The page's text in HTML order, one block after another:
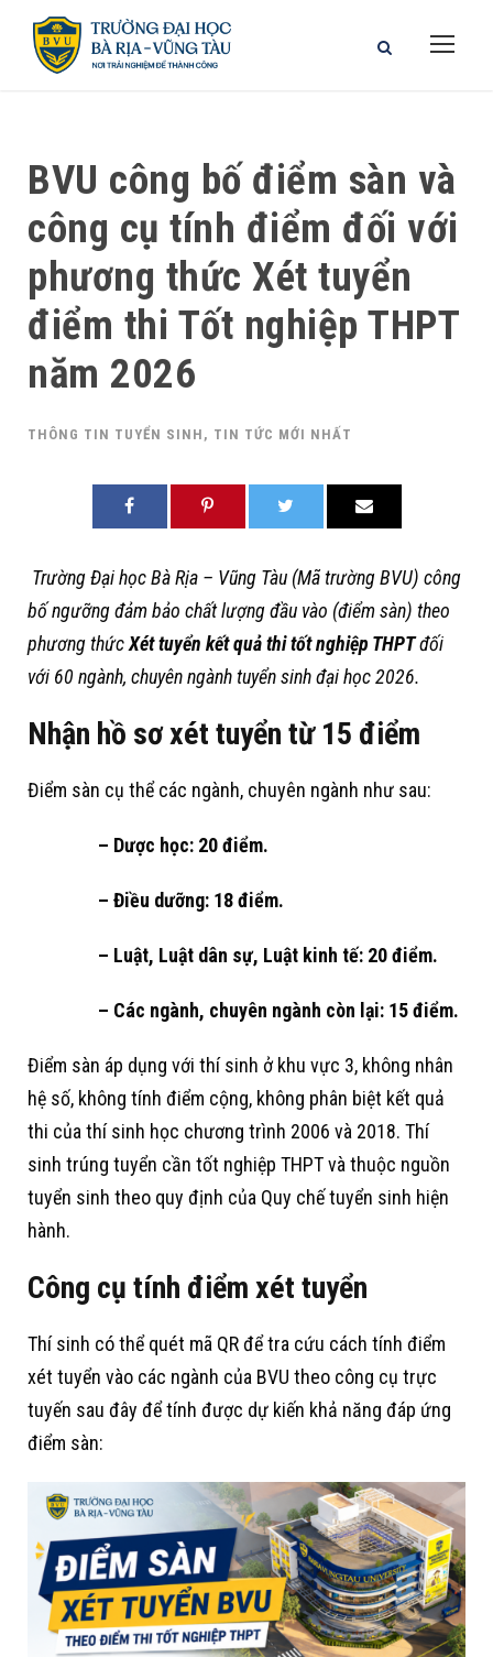
BVU công bố điểm sàn và
công cụ tính điểm đối với
phương thức Xét tuyển
điểm thi Tốt nghiệp THPT
năm 2026
THÔNG TIN TUYỂN SINH , TIN TỨC MỚI NHẤT
Trường Đại học Bà Rịa – Vũng Tàu (Mã trường BVU) công
bố ngưỡng đảm bảo chất lượng đầu vào (điểm sàn) theo
phương thứcXét tuyển kết quả thi tốt nghiệp THPTđối
với 60 ngành, chuyên ngành tuyển sinh đại học 2026.
Nhận hồ sơ xét tuyển từ 15 điểm
Điểm sàn cụ thể các ngành, chuyên ngành như sau:
– Dược học: 20 điểm.
– Điều dưỡng: 18 điểm.
– Luật, Luật dân sự, Luật kinh tế: 20 điểm.
– Các ngành, chuyên ngành còn lại: 15 điểm.
Điểm sàn áp dụng với thí sinh ở khu vực 3, không nhân
hệ số, không tính điểm cộng, không phân biệt kết quả
thi của thí sinh học chương trình 2006 và 2018. Thí
sinh trúng tuyển cần tốt nghiệp THPT và thuộc nguồn
tuyển sinh theo quy định của Quy chế tuyển sinh hiện
hành.
Công cụ tính điểm xét tuyển
Thí sinh có thể quét mã QR để tra cứu cách tính điểm
xét tuyển vào các ngành của BVU theo công cụ trực
tuyến sau đây để tính được dự kiến khả năng đáp ứng
điểm sàn: